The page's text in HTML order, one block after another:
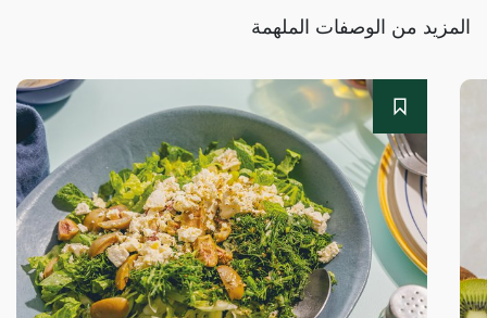
المزيد من الوصفات الملهمة